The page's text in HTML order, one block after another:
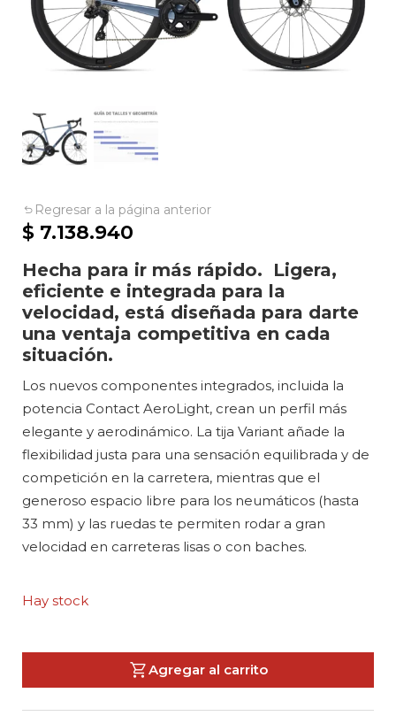
Regresar a la página anterior
$ 7.138.940
Hecha para ir más rápido. Ligera,
eficiente e integrada para la
velocidad, está diseñada para darte
una ventaja competitiva en cada
situación.
Los nuevos componentes integrados, incluida la
potencia Contact AeroLight, crean un perfil más
elegante y aerodinámico. La tija Variant añade la
flexibilidad justa para una sensación equilibrada y de
competición en la carretera, mientras que el
generoso espacio libre para los neumáticos (hasta
33 mm) y las ruedas te permiten rodar a gran
velocidad en carreteras lisas o con baches.
Hay stock
Agregar al carrito